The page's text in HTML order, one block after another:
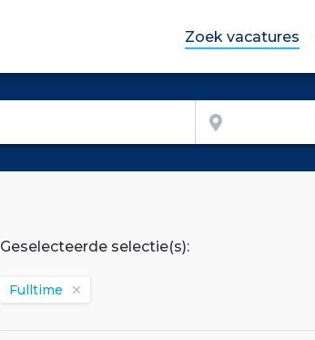
Zoek vacatures
Geselecteerde selectie(s):
Fulltime